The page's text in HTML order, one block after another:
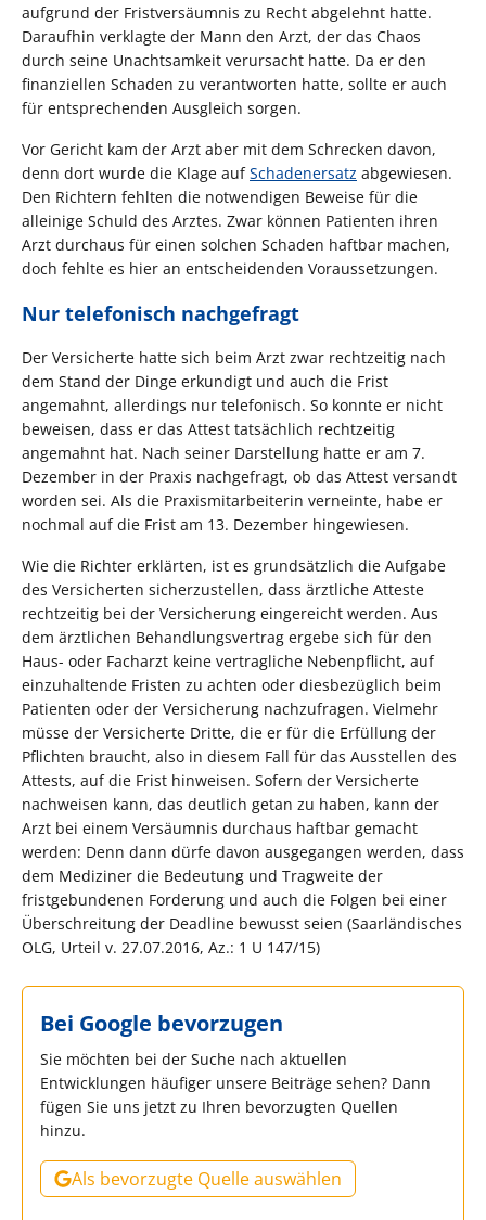
aufgrund der Fristversäumnis zu Recht abgelehnt hatte.
Daraufhin verklagte der Mann den Arzt, der das Chaos
durch seine Unachtsamkeit verursacht hatte. Da er den
finanziellen Schaden zu verantworten hatte, sollte er auch
für entsprechenden Ausgleich sorgen.
Vor Gericht kam der Arzt aber mit dem Schrecken davon,
denn dort wurde die Klage aufSchadenersatz abgewiesen.
Den Richtern fehlten die notwendigen Beweise für die
alleinige Schuld des Arztes. Zwar können Patienten ihren
Arzt durchaus für einen solchen Schaden haftbar machen,
doch fehlte es hier an entscheidenden Voraussetzungen.
Nur telefonisch nachgefragt
Der Versicherte hatte sich beim Arzt zwar rechtzeitig nach
dem Stand der Dinge erkundigt und auch die Frist
angemahnt, allerdings nur telefonisch. So konnte er nicht
beweisen, dass er das Attest tatsächlich rechtzeitig
angemahnt hat. Nach seiner Darstellung hatte er am 7.
Dezember in der Praxis nachgefragt, ob das Attest versandt
worden sei. Als die Praxismitarbeiterin verneinte, habe er
nochmal auf die Frist am 13. Dezember hingewiesen.
Wie die Richter erklärten, ist es grundsätzlich die Aufgabe
des Versicherten sicherzustellen, dass ärztliche Atteste
rechtzeitig bei der Versicherung eingereicht werden. Aus
dem ärztlichen Behandlungsvertrag ergebe sich für den
Haus- oder Facharzt keine vertragliche Nebenpflicht, auf
einzuhaltende Fristen zu achten oder diesbezüglich beim
Patienten oder der Versicherung nachzufragen. Vielmehr
müsse der Versicherte Dritte, die er für die Erfüllung der
Pflichten braucht, also in diesem Fall für das Ausstellen des
Attests, auf die Frist hinweisen. Sofern der Versicherte
nachweisen kann, das deutlich getan zu haben, kann der
Arzt bei einem Versäumnis durchaus haftbar gemacht
werden: Denn dann dürfe davon ausgegangen werden, dass
dem Mediziner die Bedeutung und Tragweite der
fristgebundenen Forderung und auch die Folgen bei einer
Überschreitung der Deadline bewusst seien (Saarländisches
OLG, Urteil v. 27.07.2016, Az.: 1 U 147/15)
Bei Google bevorzugen
Sie möchten bei der Suche nach aktuellen
Entwicklungen häufiger unsere Beiträge sehen? Dann
fügen Sie uns jetzt zu Ihren bevorzugten Quellen
hinzu.
Als bevorzugte Quelle auswählen